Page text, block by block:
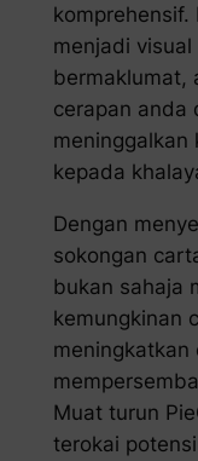
komprehensif.
menjadi
bermaklumat,
cerapan anda
meninggalkan
kepada
Dengan
sokongan
bukan sahaja
kemungkinan
meningkatkan
Muat turun
terokai